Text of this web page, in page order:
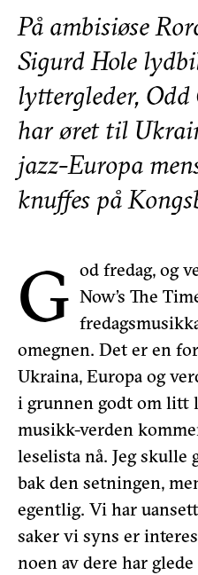
På ambisiøse
Sigurd Hole
lyttergleder, Odd
har øret til
jazz-Europa
knuffes på
G od fredag, og
Now’s The
omegnen. Det er en
Ukraina, Europa og
i grunnen godt om litt
musikk-verden
leselista nå. Jeg skulle
bak den setningen,
egentlig. Vi har
saker vi syns er
noen av dere har